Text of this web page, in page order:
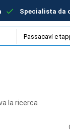
Specialista da
la ricerca